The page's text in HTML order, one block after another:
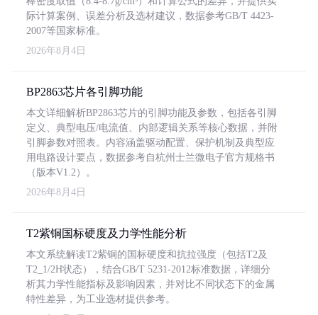
际计算案例、误差分析及选材建议，数据参考GB/T 4423-
2007等国家标准。
2026年8月4日
BP2863芯片各引脚功能
本文详细解析BP2863芯片的引脚功能及参数，包括各引脚
定义、典型电压/电流值、内部逻辑关系等核心数据，并附
引脚参数对照表。内容涵盖驱动配置、保护机制及典型应
用电路设计要点，数据参考自杭州士兰微电子官方规格书
（版本V1.2）。
2026年8月4日
T2紫铜国标硬度及力学性能分析
本文系统解读T2紫铜的国标硬度和抗拉强度（包括T2及
T2_1/2H状态），结合GB/T 5231-2012标准数据，详细分
析其力学性能指标及影响因素，并对比不同状态下的金属
特性差异，为工业选材提供参考。